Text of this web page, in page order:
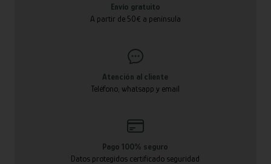
Envío gratuito
A partir de 50€ a península
Atención al cliente
Teléfono, whatsapp y email
Pago 100% seguro
Datos protegidos certificado seguridad